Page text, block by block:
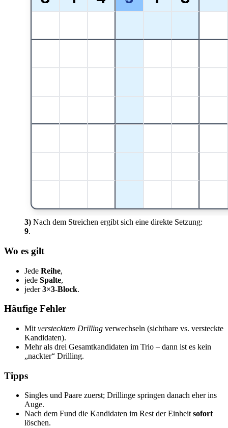
3) Nach dem Streichen ergibt sich eine direkte Setzung:
9.
Wo es gilt
Jede Reihe,
jede Spalte,
jeder3×3-Block.
Häufige Fehler
Mit verstecktem Drilling verwechseln (sichtbare vs. versteckte
Kandidaten).
Mehr als drei Gesamtkandidaten im Trio – dann ist es kein
„nackter“ Drilling.
Tipps
Singles und Paare zuerst; Drillinge springen danach eher ins
Auge.
Nach dem Fund die Kandidaten im Rest der Einheitsofort
löschen.